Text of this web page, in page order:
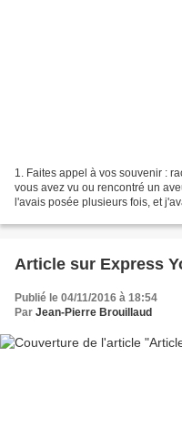
1. Faites appel à vos souvenir :
vous avez vu ou rencontré un
l'avais posée plusieurs fois, et
Article sur Express
Publié le 04/11/2016 à 18:54
Par Jean-Pierre Brouillaud